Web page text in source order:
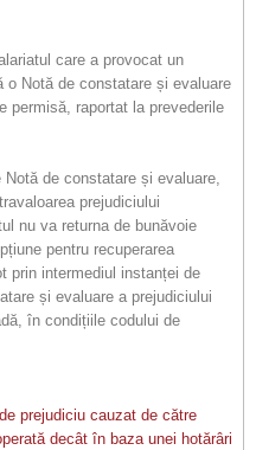
care a provocat un
o Notă de constatare și evaluare
permisă, raportat la prevederile
de constatare și evaluare,
prejudiciului
nu va returna de bunăvoie
pentru recuperarea
prin intermediul instanței de
și evaluare a prejudiciului
în condițiile codului de
prejudiciu cauzat de către
decât în baza unei hotărâri